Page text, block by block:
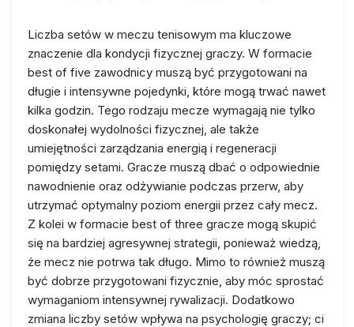
Liczba setów w meczu tenisowym ma kluczowe
znaczenie dla kondycji fizycznej graczy. W formacie
best of five zawodnicy muszą być przygotowani na
długie i intensywne pojedynki, które mogą trwać nawet
kilka godzin. Tego rodzaju mecze wymagają nie tylko
doskonałej wydolności fizycznej, ale także
umiejętności zarządzania energią i regeneracji
pomiędzy setami. Gracze muszą dbać o odpowiednie
nawodnienie oraz odżywianie podczas przerw, aby
utrzymać optymalny poziom energii przez cały mecz.
Z kolei w formacie best of three gracze mogą skupić
się na bardziej agresywnej strategii, ponieważ wiedzą,
że mecz nie potrwa tak długo. Mimo to również muszą
być dobrze przygotowani fizycznie, aby móc sprostać
wymaganiom intensywnej rywalizacji. Dodatkowo
zmiana liczby setów wpływa na psychologię graczy; ci